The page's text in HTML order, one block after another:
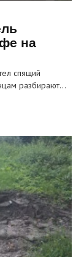
на
спящий
разбирают…